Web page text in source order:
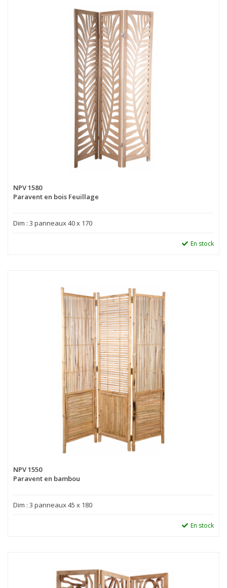
NPV 1580
Paravent en bois Feuillage
Dim : 3 panneaux 40 x 170
En stock
NPV 1550
Paravent en bambou
Dim : 3 panneaux 45 x 180
En stock